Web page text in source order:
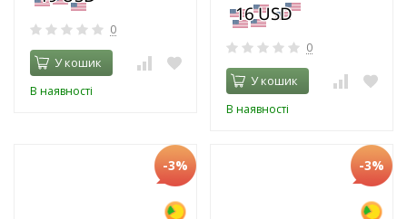
0
У кошик
В наявності
0
У кошик
В наявності
-3% -3%